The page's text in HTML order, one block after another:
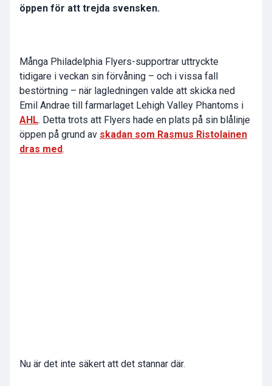
öppen för att trejda svensken.
Många Philadelphia Flyers-supportrar uttryckte
tidigare i veckan sin förvåning – och i vissa fall
bestörtning – när lagledningen valde att skicka ned
Emil Andrae till farmarlaget Lehigh Valley Phantoms i
AHL. Detta trots att Flyers hade en plats på sin blålinje
öppen på grund av skadan som Rasmus Ristolainen
dras med.
Nu är det inte säkert att det stannar där.